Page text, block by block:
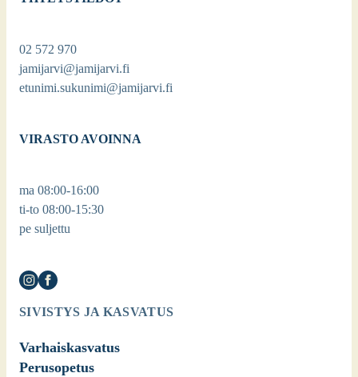
02 572 970
jamijarvi@jamijarvi.fi
etunimi.sukunimi@jamijarvi.fi
VIRASTO AVOINNA
ma 08:00-16:00
ti-to 08:00-15:30
pe suljettu
SIVISTYS JA KASVATUS
Varhaiskasvatus
Perusopetus